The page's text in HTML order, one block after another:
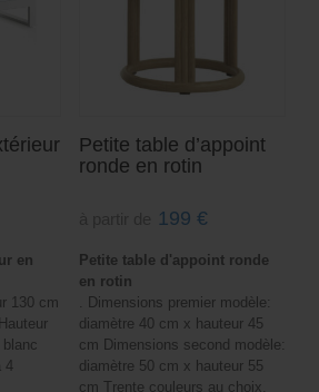
en
130 cm
4
Petite table d’appoint
ronde en rotin
199 €
Petite table d'appoint ronde
en rotin
. Dimensions premier modèle:
diamètre 40 cm x hauteur 45
cm Dimensions second modèle:
diamètre 50 cm x hauteur 55
cm Trente couleurs au choix.